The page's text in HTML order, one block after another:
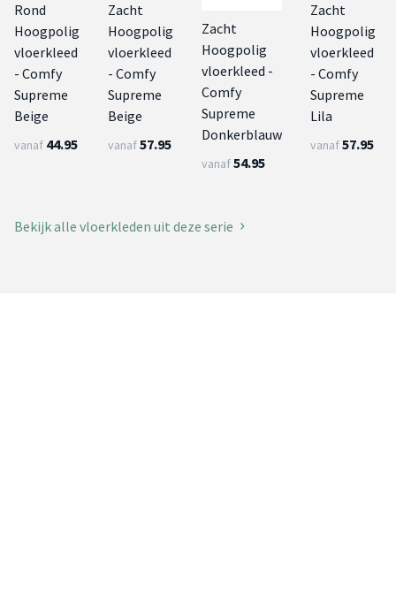
Rond
Hoogpolig
vloerkleed
- Comfy
Supreme
Beige
vanaf 44.95
Zacht
Hoogpolig
vloerkleed
- Comfy
Supreme
Beige
vanaf57.95
Zacht
Hoogpolig
vloerkleed -
Comfy
Supreme
Donkerblauw
vanaf54.95
Zacht
Hoogpolig
vloerkleed
- Comfy
Supreme
Lila
vanaf57.95
Bekijk alle vloerkleden uit deze serie